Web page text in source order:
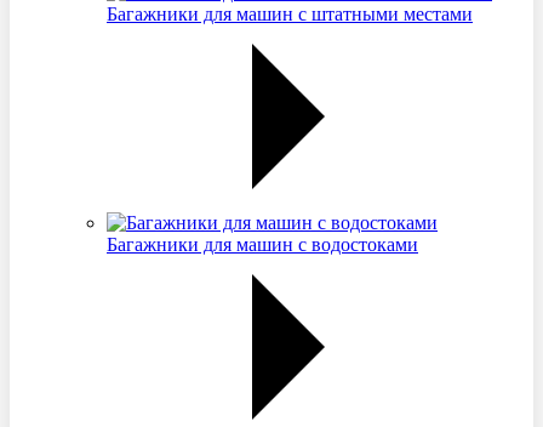
Багажники для машин с штатными местами
Багажники для машин с водостоками